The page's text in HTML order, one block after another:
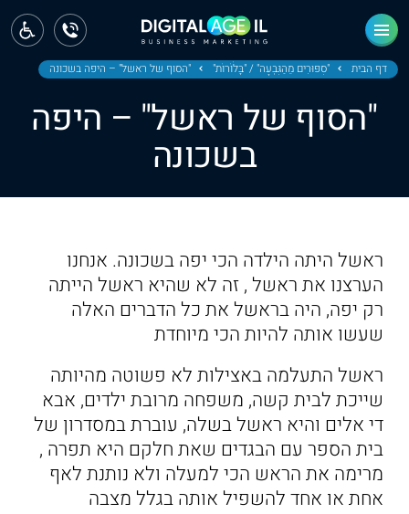
דף הבית "סִפּוּרִים מֵהַגִּבְעָה" / "בָּלֹוֹרוֹת" "הסוף של ראשל" – היפה בשכונה
"הסוף של ראשל" – היפה
בשכונה
ראשל היתה הילדה הכי יפה בשכונה. אנחנו
הערצנו את ראשל , זה לא שהיא ראשל הייתה
רק יפה, היה בראשל את כל הדברים האלה
שעשו אותה להיות הכי מיוחדת
ראשל התעלמה באצילות לא פשוטה מהיותה
שייכת לבית קשה, משפחה מרובת ילדים, אבא
די אלים והיא ראשל בשלה, עוברת במסדרון של
בית הספר עם הבגדים שאת חלקם היא תפרה ,
מרימה את הראש הכי למעלה ולא נותנת לאף
אחת או אחד להשפיל אותה בגלל מצבה
ראשי
חדשות
מחוז צפון
מחוז חיפה
מחוז מרכז
ירושלים
תל אביב